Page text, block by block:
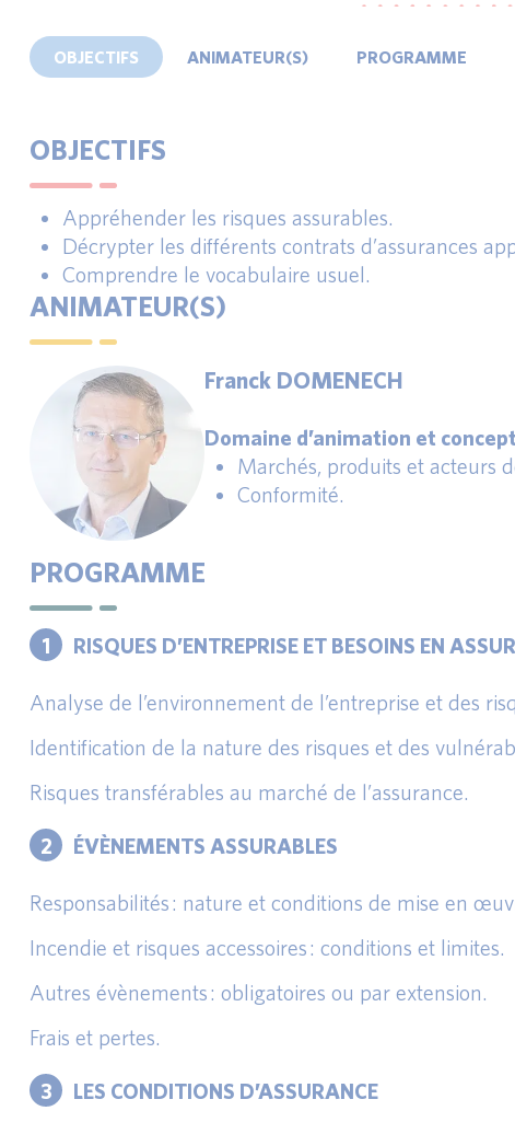
OBJECTIFS ANIMATEUR(S) PROGRAMME
OBJECTIFS
Appréhender les risques assurables.
Décrypter les différents contrats d’assurances
Comprendre le vocabulaire usuel.
ANIMATEUR(S)
Franck DOMENECH
Domaine d’animation et
Marchés, produits et acteurs
Conformité.
PROGRAMME
1 RISQUES D’ENTREPRISE ET BESOINS EN
Analyse de l’environnement de l’entreprise et des
Identification de la nature des risques et des
Risques transférables au marché de l’assurance.
2 ÉVÈNEMENTS ASSURABLES
Responsabilités : nature et conditions de mise en
Incendie et risques accessoires : conditions et limites.
Autres évènements : obligatoires ou par extension.
Frais et pertes.
3 LES CONDITIONS D’ASSURANCE